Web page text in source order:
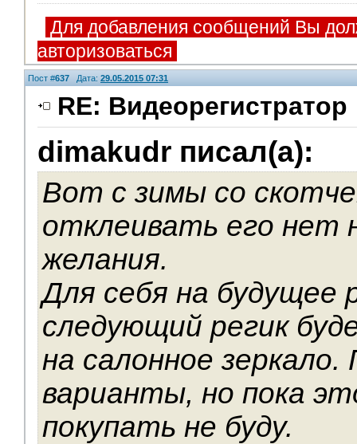
Для добавления сообщений Вы
авторизоваться
Пост #637 Дата: 29.05.2015 07:31
RE: Видеорегистратор
dimakudr писал(а):
Вот с зимы со
отклеивать его нет
желания.
Для себя на будущее
следующий регик
на салонное
варианты, но пока
покупать не буду.